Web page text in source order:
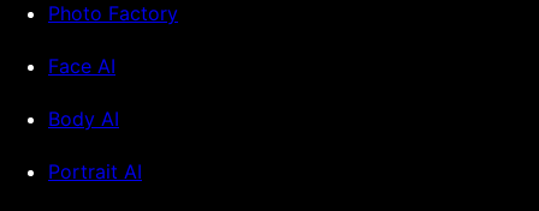
Photo Factory
Face AI
Body AI
Portrait AI